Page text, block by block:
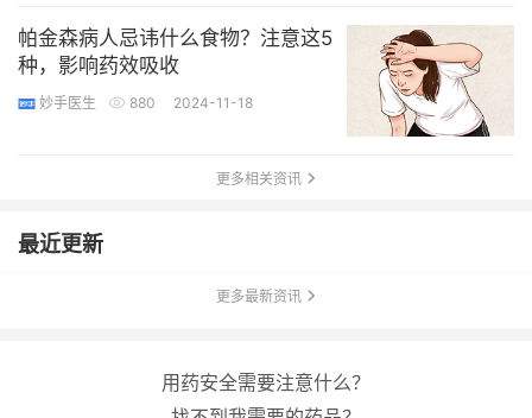
帕金森病人忌讳什么食物？注意这5
种，影响药效吸收
妙手医生 880 2024-11-18
更多相关资讯
最近更新
更多最新资讯
用药安全需要注意什么？